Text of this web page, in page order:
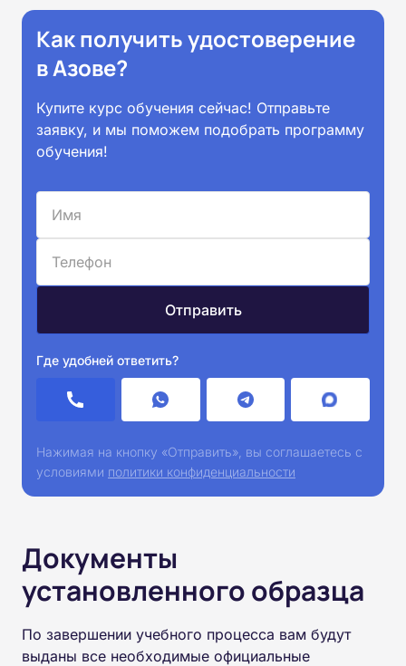
Как получить удостоверение
в Азове?
Купите курс обучения сейчас! Отправьте
заявку, и мы поможем подобрать программу
обучения!
Где удобней ответить?
Нажимая на кнопку «Отправить», вы соглашаетесь с
условиями политики конфиденциальности
Документы
установленного образца
По завершении учебного процесса вам будут
выданы все необходимые официальные